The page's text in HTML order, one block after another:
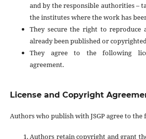
and by the responsible authorities –
the institutes where the work has
They secure the right to reproduce
already been published or
They agree to the following
agreement.
License and Copyright
Authors who publish with JSGP agree to
Authors retain copyright and grant